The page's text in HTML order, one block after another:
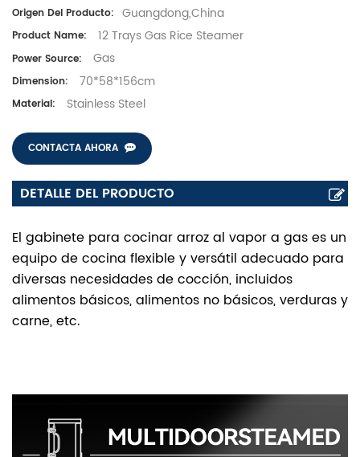
Origen Del Producto: Guangdong,China
Product Name: 12 Trays Gas Rice Steamer
Power Source: Gas
Dimension: 70*58*156cm
Material: Stainless Steel
CONTACTA AHORA
DETALLE DEL PRODUCTO
El gabinete para cocinar arroz al vapor a gas es un
equipo de cocina flexible y versátil adecuado para
diversas necesidades de cocción, incluidos
alimentos básicos, alimentos no básicos, verduras y
carne, etc.